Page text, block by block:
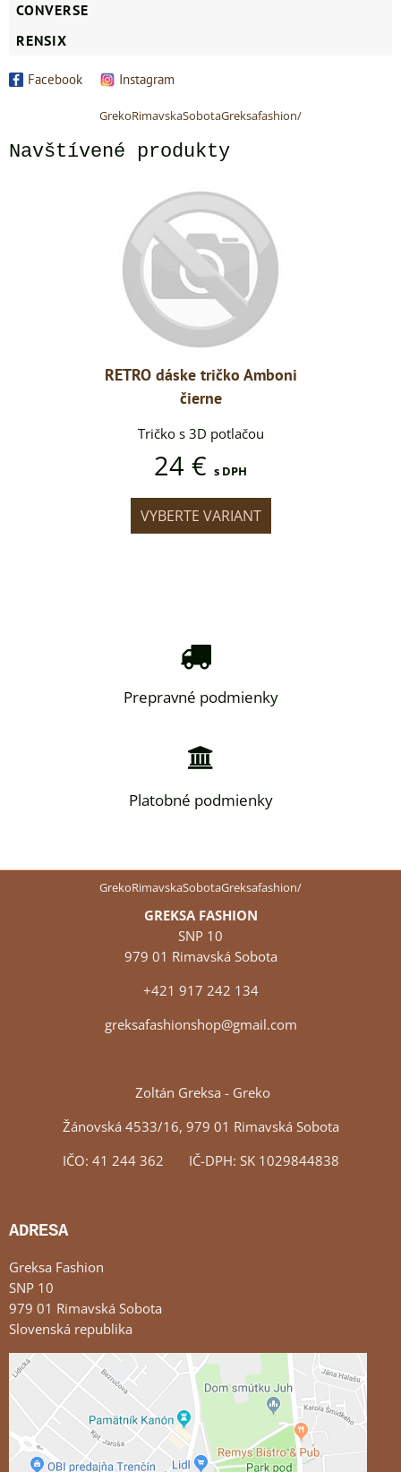
CONVERSE
RENSIX
Facebook Instagram
GrekoRimavskaSobotaGreksafashion/
Navštívené produkty
RETRO dáske tričko Amboni
čierne
Tričko s 3D potlačou
24 € s DPH
VYBERTE VARIANT
Prepravné podmienky
Platobné podmienky
GrekoRimavskaSobotaGreksafashion/
GREKSA FASHION
SNP 10
979 01 Rimavská Sobota
+421 917 242 134
greksafashionshop@gmail.com
Zoltán Greksa - Greko
Žánovská 4533/16, 979 01 Rimavská Sobota
IČO: 41 244 362 IČ-DPH: SK 1029844838
ADRESA
Greksa Fashion
SNP 10
979 01 Rimavská Sobota
Slovenská republika
Externý obsah je blokovaný Voľbami súkromia
Prajete si načítať externý obsah?